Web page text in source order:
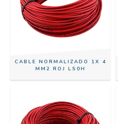
CABLE NORMALIZADO 1X 4
MM2 ROJ LS0H